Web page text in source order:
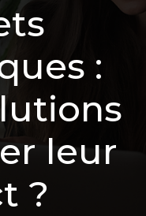
:
leur
?